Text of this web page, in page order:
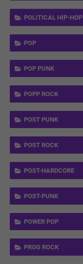
POLITICAL HIP-HOP
POP
POP PUNK
POPP ROCK
POST PUNK
POST ROCK
POST-HARDCORE
POST-PUNK
POWER POP
PROG ROCK